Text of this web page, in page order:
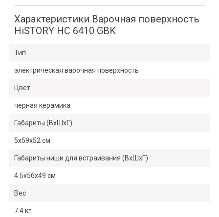
Характеристики Варочная поверхность
HiSTORY HC 6410 GBK
Тип
электрическая варочная поверхность
Цвет
черная керамика
Габариты (ВхШхГ)
5х59х52 см
Габариты ниши для встраивания (ВхШхГ)
4.5х56х49 см
Вес
7.4 кг